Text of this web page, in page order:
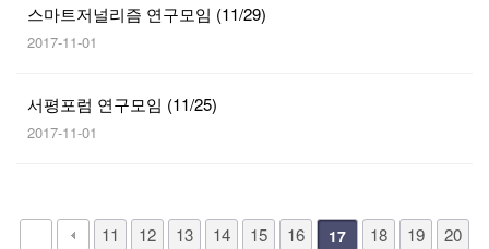
스마트저널리즘 연구모임 (11/29)
2017-11-01
서평포럼 연구모임 (11/25)
2017-11-01
11 12 13 14 15 16 17 18 19 20